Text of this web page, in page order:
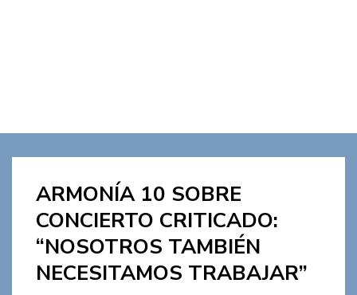
ARMONÍA 10 SOBRE
CONCIERTO CRITICADO:
“NOSOTROS TAMBIÉN
NECESITAMOS TRABAJAR”